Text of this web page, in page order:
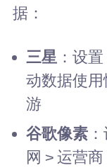
据：
三星 ：设
动数据使用
游
谷歌像素
网 > 运营